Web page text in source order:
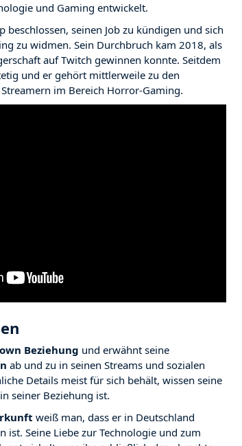
und Gaming entwickelt.
beschlossen, seinen Job zu kündigen und sich
zu widmen. Sein Durchbruch kam 2018, als
auf Twitch gewinnen konnte. Seitdem
und er gehört mittlerweile zu den
im Bereich Horror-Gaming.
Beziehung und erwähnt seine
ab und zu in seinen Streams und sozialen
Details meist für sich behält, wissen seine
seiner Beziehung ist.
weiß man, dass er in Deutschland
ist. Seine Liebe zur Technologie und zum